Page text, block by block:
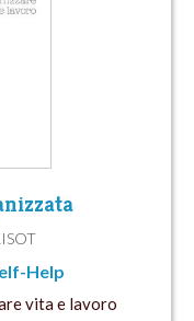
Help
vita e lavoro